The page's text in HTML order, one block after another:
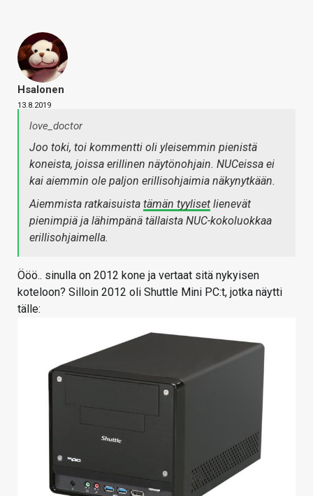
Hsalonen
13.8.2019
love_doctor
Joo toki, toi kommentti oli yleisemmin pienistä
koneista, joissa erillinen näytönohjain. NUCeissa ei
kai aiemmin ole paljon erillisohjaimia näkynytkään.
Aiemmista ratkaisuista tämän tyyliset lienevät
pienimpiä ja lähimpänä tällaista NUC-kokoluokkaa
erillisohjaimella.
Ööö.. sinulla on 2012 kone ja vertaat sitä nykyisen
koteloon? Silloin 2012 oli Shuttle Mini PC:t, jotka näytti
tälle: